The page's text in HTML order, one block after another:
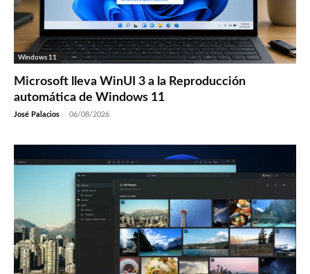
Windows 11
Microsoft lleva WinUI 3 a la Reproducción
automática de Windows 11
José Palacios - 06/08/2026